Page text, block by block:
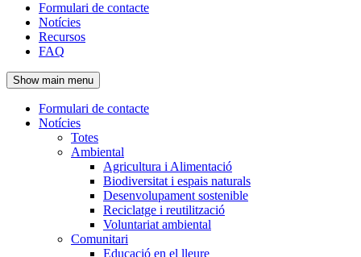
Navegació
principal
de
l'encapçalament
Formulari de contacte
Notícies
Recursos
FAQ
Show main menu
Navegació
principal
Formulari de contacte
Notícies
Totes
Ambiental
Agricultura i Alimentació
Biodiversitat i espais naturals
Desenvolupament sostenible
Reciclatge i reutilització
Voluntariat ambiental
Comunitari
Educació en el lleure